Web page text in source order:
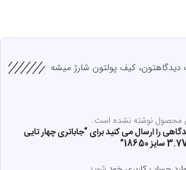
دیدگاهتون، کیف پولتون شارژ میشه
محصول نوشته نشده است.
را ارسال می کنید برای “جاباتری چهار تایی